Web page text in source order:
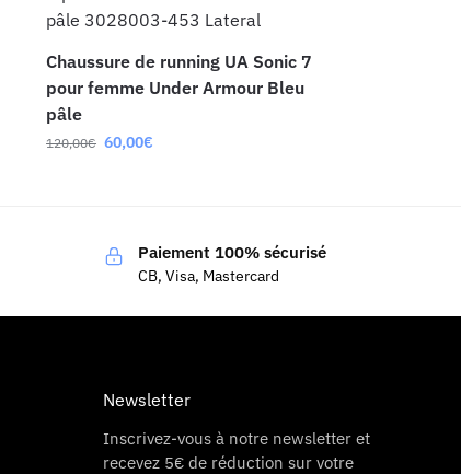
Chaussure de running UA Sonic 7
pour femme Under Armour Bleu
pâle
120,00€ 60,00€
Paiement 100% sécurisé
CB, Visa, Mastercard
Newsletter
Inscrivez-vous à notre newsletter et
recevez 5€ de réduction sur votre